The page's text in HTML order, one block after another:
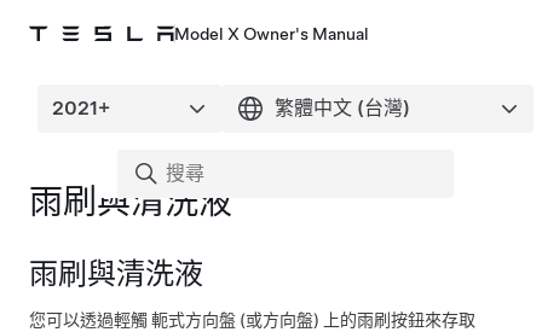
Model X Owner's Manual
雨刷與清洗液
雨刷與清洗液
您可以透過輕觸 軛式方向盤 (或方向盤) 上的雨刷按鈕來存取